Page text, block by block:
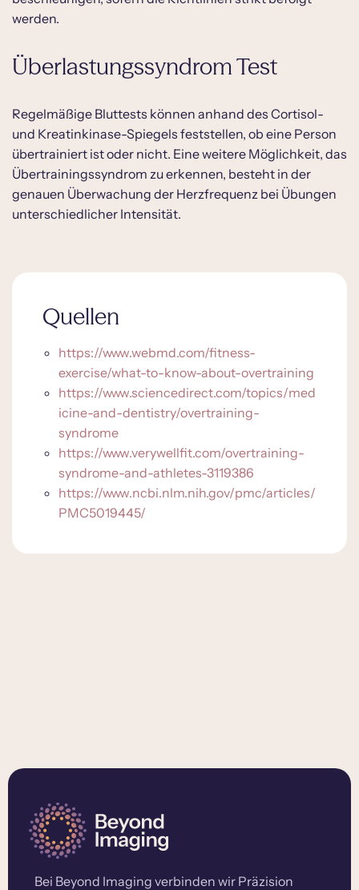
werden.
Überlastungssyndrom Test
Regelmäßige Bluttests können anhand des Cortisol-
und Kreatinkinase-Spiegels feststellen, ob eine Person
übertrainiert ist oder nicht. Eine weitere Möglichkeit, das
Übertrainingssyndrom zu erkennen, besteht in der
genauen Überwachung der Herzfrequenz bei Übungen
unterschiedlicher Intensität.
Quellen
https://www.webmd.com/fitness-
exercise/what-to-know-about-overtraining
https://www.sciencedirect.com/topics/med
icine-and-dentistry/overtraining-
syndrome
https://www.verywellfit.com/overtraining-
syndrome-and-athletes-3119386
https://www.ncbi.nlm.nih.gov/pmc/articles/
PMC5019445/
Bei Beyond Imaging verbinden wir Präzision